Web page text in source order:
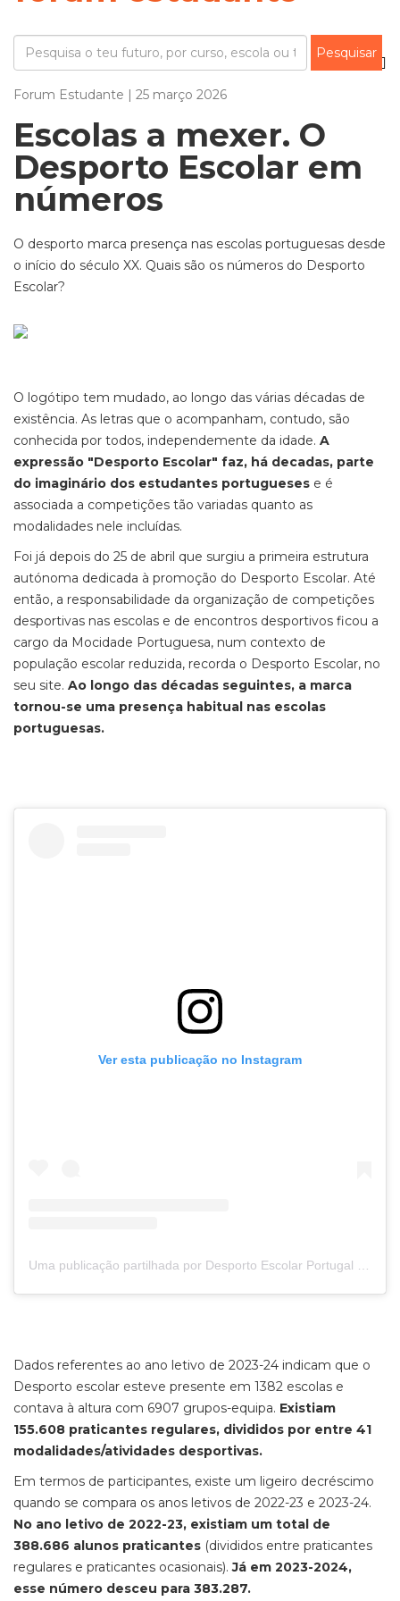
Forum Estudante | 25 março 2026
Escolas a mexer. O
Desporto Escolar em
números
O desporto marca presença nas escolas portuguesas desde
o início do século XX. Quais são os números do Desporto
Escolar?
O logótipo tem mudado, ao longo das várias décadas de
existência. As letras que o acompanham, contudo, são
conhecida por todos, independemente da idade. A
expressão "Desporto Escolar" faz, há decadas, parte
do imaginário dos estudantes portugueses e é
associada a competições tão variadas quanto as
modalidades nele incluídas.
Foi já depois do 25 de abril que surgiu a primeira estrutura
autónoma dedicada à promoção do Desporto Escolar. Até
então, a responsabilidade da organização de competições
desportivas nas escolas e de encontros desportivos ficou a
cargo da Mocidade Portuguesa, num contexto de
população escolar reduzida, recorda o Desporto Escolar, no
seu site. Ao longo das décadas seguintes, a marca
tornou-se uma presença habitual nas escolas
portuguesas.
Ver esta publicação no Instagram
Uma publicação partilhada por Desporto Escolar Portugal (@desportoescolar)
Dados referentes ao ano letivo de 2023-24 indicam que o
Desporto escolar esteve presente em 1382 escolas e
contava à altura com 6907 grupos-equipa. Existiam
155.608 praticantes regulares, divididos por entre 41
modalidades/atividades desportivas.
Em termos de participantes, existe um ligeiro decréscimo
quando se compara os anos letivos de 2022-23 e 2023-24.
No ano letivo de 2022-23, existiam um total de
388.686 alunos praticantes (divididos entre praticantes
regulares e praticantes ocasionais).Já em 2023-2024,
esse número desceu para 383.287.